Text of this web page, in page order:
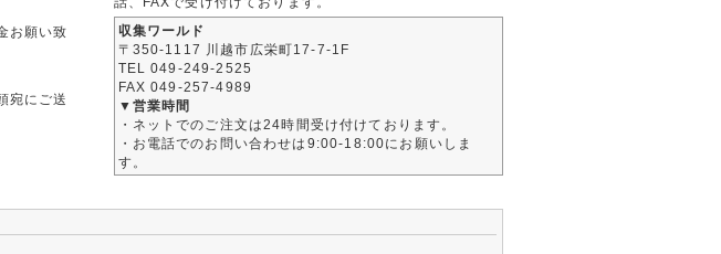
お願い致
宛にご送
収集ワールド
〒350-1117 川越市広栄町17-7-1F
TEL 049-249-2525
FAX 049-257-4989
▼営業時間
・ネットでのご注文は24時間受け付けております。
・お電話でのお問い合わせは9:00-18:00にお願いしま
す。